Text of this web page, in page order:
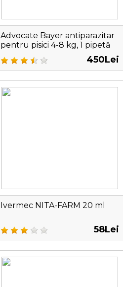
Advocate Bayer antiparazitar
pentru pisici 4-8 kg, 1 pipetă
450Lei
Ivermec NITA-FARM 20 ml
58Lei